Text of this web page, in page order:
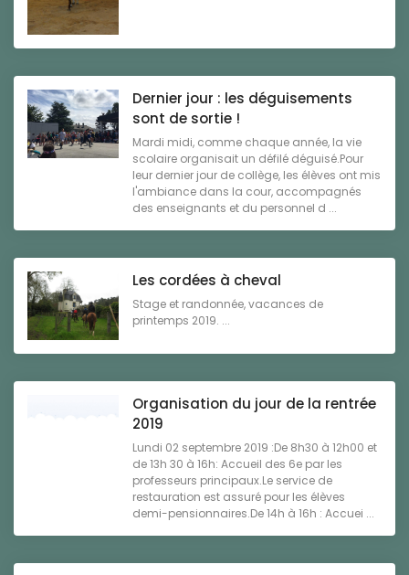
Dernier jour : les déguisements
sont de sortie !
Mardi midi, comme chaque année, la vie
scolaire organisait un défilé déguisé.Pour
leur dernier jour de collège, les élèves ont mis
l'ambiance dans la cour, accompagnés
des enseignants et du personnel d ...
Les cordées à cheval
Stage et randonnée, vacances de
printemps 2019. ...
Organisation du jour de la rentrée
2019
Lundi 02 septembre 2019 :De 8h30 à 12h00 et
de 13h 30 à 16h: Accueil des 6e par les
professeurs principaux.Le service de
restauration est assuré pour les élèves
demi-pensionnaires.De 14h à 16h : Accuei ...